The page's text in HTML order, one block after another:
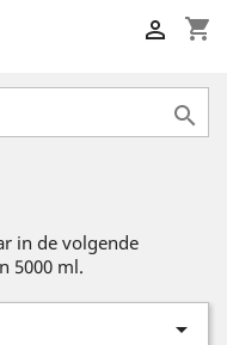
shopping_cart


in de volgende
5000 ml.
